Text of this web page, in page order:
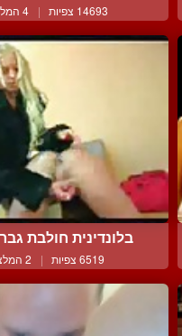
14693 צפיות | 4 המלצות
בלונדינית חולבת
6519 צפיות | 2 המלצות